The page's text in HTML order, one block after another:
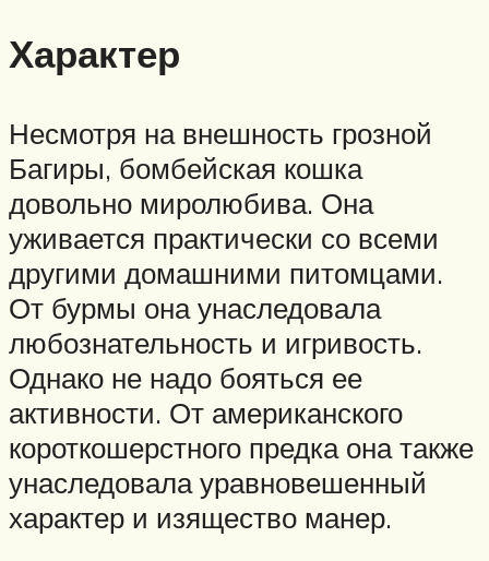
Характер
Несмотря на внешность грозной
Багиры, бомбейская кошка
довольно миролюбива. Она
уживается практически со всеми
другими домашними питомцами.
От бурмы она унаследовала
любознательность и игривость.
Однако не надо бояться ее
активности. От американского
короткошерстного предка она также
унаследовала уравновешенный
характер и изящество манер.